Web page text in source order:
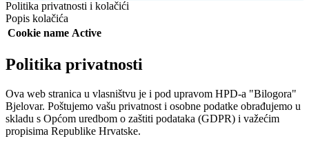
Politika privatnosti i kolačići
Popis kolačića
Cookie name Active
Politika privatnosti
Ova web stranica u vlasništvu je i pod upravom HPD-a "Bilogora"
Bjelovar. Poštujemo vašu privatnost i osobne podatke obrađujemo u
skladu s Općom uredbom o zaštiti podataka (GDPR) i važećim
propisima Republike Hrvatske.